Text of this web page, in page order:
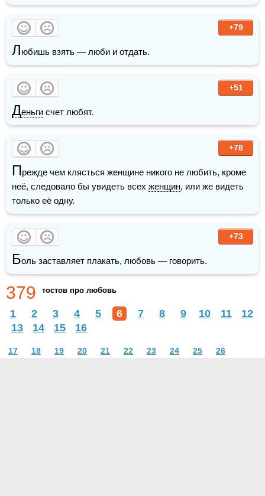
+79
Любишь взять — люби и отдать.
+51
Деньги счет любят.
+78
Прежде чем клясться женщине никого не любить, кроме
неё, следовало бы увидеть всех женщин, или же видеть
только её одну.
+73
Боль заставляет плакать, любовь — говорить.
379 тостов про любовь
1 2 3 4 5 6 7 8 9 10 11
12
13
14 15 16
17 18 19 20 21 22 23 24 25 26